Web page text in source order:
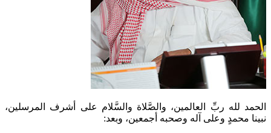
الحمد لله ربِّ العالمين، والصَّلاة والسَّلام على أشرف المرسلين،
نبينا محمدٍ وعلى آله وصحبه أجمعين، وبعد: